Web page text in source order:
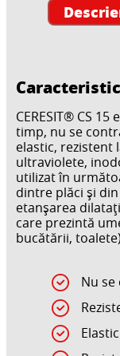
CERESIT® CS
timp, nu se
elastic, rezistent
ultraviolete,
utilizat în
dintre plăci și
etanșarea
care prezintă
bucătării,
Nu